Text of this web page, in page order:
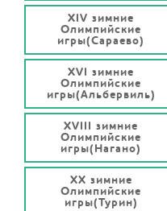
XIV зимние
Олимпийские
игры(Сараево)
XVI зимние
Олимпийские
игры(Альбервиль)
XVIII зимние
Олимпийские
игры(Нагано)
XX зимние
Олимпийские
игры(Турин)